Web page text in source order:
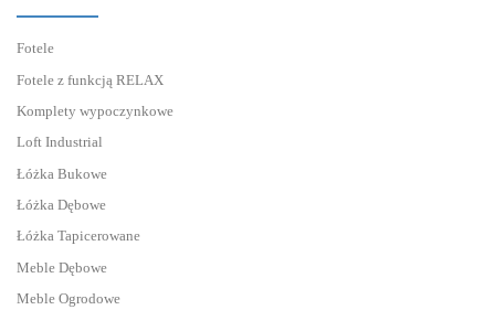
Fotele
Fotele z funkcją RELAX
Komplety wypoczynkowe
Loft Industrial
Łóżka Bukowe
Łóżka Dębowe
Łóżka Tapicerowane
Meble Dębowe
Meble Ogrodowe